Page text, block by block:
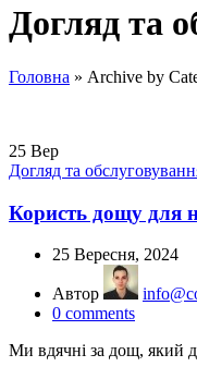
Догляд та
Головна » Archive by
25 Вер
Догляд та
Користь дощу для
25 Вересня, 2024
Автор
0 comments
Ми вдячні за дощ, який